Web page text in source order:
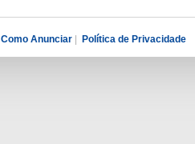
Como Anunciar | Política de Privacidade